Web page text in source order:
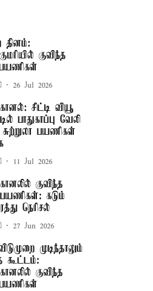
தினம்:
குவிந்த
பயணிகள்
26 Jul 2026
சிட்டி வியூ
பாதுகாப்பு வேலி
பயணிகள்
11 Jul 2026
குவிந்த
கடும்
நெரிசல்
27 Jun 2026
முடிந்தாலும்
கூட்டம்:
குவிந்த
பயணிகள்